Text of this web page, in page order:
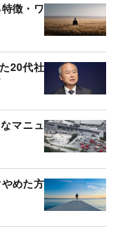
徴・ワ
20代社
マニュ
めた方